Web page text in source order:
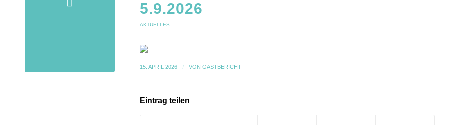
5.9.2026
AKTUELLES
15. APRIL 2026 / VON GASTBERICHT
Eintrag teilen